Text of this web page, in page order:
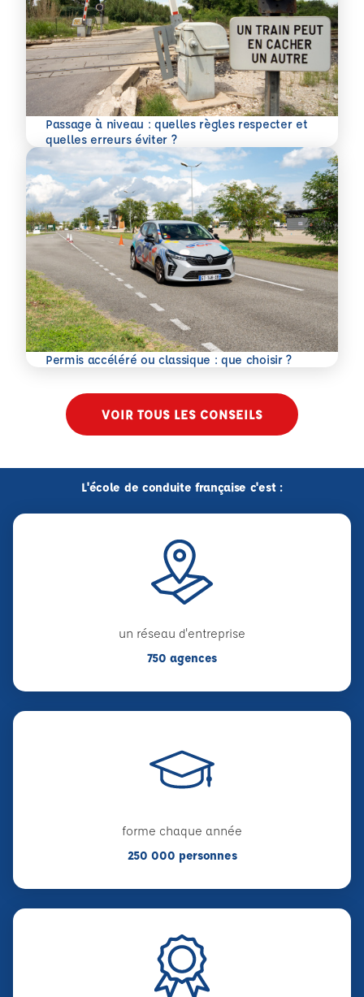
Passage à niveau : quelles règles respecter et
quelles erreurs éviter ?
En savoir plus
Permis accéléré ou classique : que choisir ?
En savoir plus
VOIR TOUS LES CONSEILS
L'école de conduite française c'est :
un réseau d'entreprise
750 agences
forme chaque année
250 000 personnes